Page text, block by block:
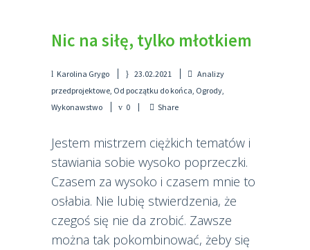
Nic na siłę, tylko młotkiem
Karolina Grygo 23.02.2021
Analizy
przedprojektowe, Od początku do końca, Ogrody,
Wykonawstwo
0 Share
Jestem mistrzem ciężkich tematów i
stawiania sobie wysoko poprzeczki.
Czasem za wysoko i czasem mnie to
osłabia. Nie lubię stwierdzenia, że
czegoś się nie da zrobić. Zawsze
można tak pokombinować, żeby się